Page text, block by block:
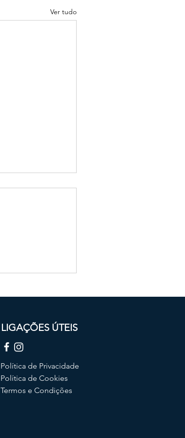
Ver tudo
LIGAÇÕES ÚTEIS
Política de Privacidade
Política de Cookies
Termos e Condições